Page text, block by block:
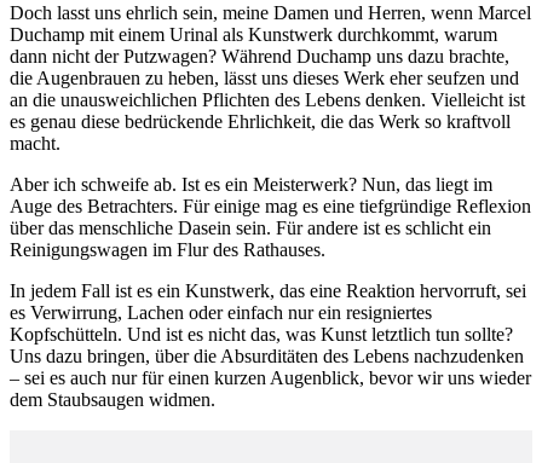
Doch lasst uns ehrlich sein, meine Damen und Herren, wenn Marcel
Duchamp mit einem Urinal als Kunstwerk durchkommt, warum
dann nicht der Putzwagen? Während Duchamp uns dazu brachte,
die Augenbrauen zu heben, lässt uns dieses Werk eher seufzen und
an die unausweichlichen Pflichten des Lebens denken. Vielleicht ist
es genau diese bedrückende Ehrlichkeit, die das Werk so kraftvoll
macht.
Aber ich schweife ab. Ist es ein Meisterwerk? Nun, das liegt im
Auge des Betrachters. Für einige mag es eine tiefgründige Reflexion
über das menschliche Dasein sein. Für andere ist es schlicht ein
Reinigungswagen im Flur des Rathauses.
In jedem Fall ist es ein Kunstwerk, das eine Reaktion hervorruft, sei
es Verwirrung, Lachen oder einfach nur ein resigniertes
Kopfschütteln. Und ist es nicht das, was Kunst letztlich tun sollte?
Uns dazu bringen, über die Absurditäten des Lebens nachzudenken
– sei es auch nur für einen kurzen Augenblick, bevor wir uns wieder
dem Staubsaugen widmen.